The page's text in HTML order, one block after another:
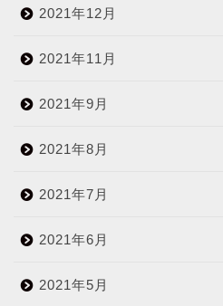
2021年12月
2021年11月
2021年9月
2021年8月
2021年7月
2021年6月
2021年5月